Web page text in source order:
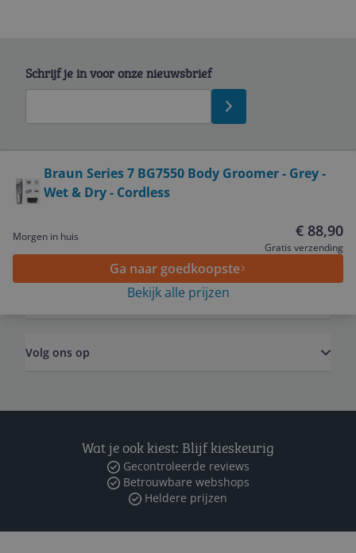
Braun Series 7 BG7550 Body Groomer - Grey -
Wet & Dry - Cordless
Morgen in huis € 88,90
Gratis verzending
Ga naar goedkoopste
Bekijk alle prijzen
Schrijf je in voor onze nieuwsbrief
Service
Algemeen
Volg ons op
Wat je ook kiest: Blijf kieskeurig
Gecontroleerde reviews
Betrouwbare webshops
Heldere prijzen